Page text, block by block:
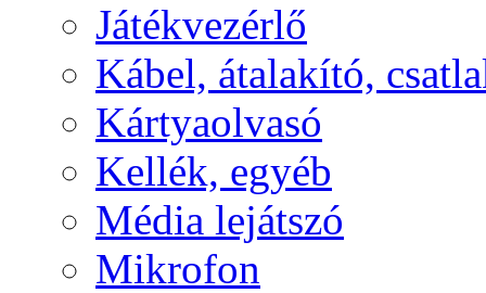
Játékvezérlő
Kábel, átalakító,
Kártyaolvasó
Kellék, egyéb
Média lejátszó
Mikrofon